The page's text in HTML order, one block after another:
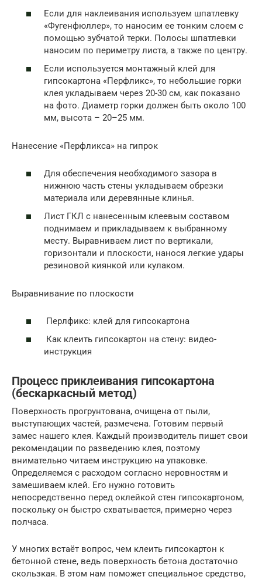
Если для наклеивания используем шпатлевку
«Фугенфюллер», то наносим ее тонким слоем с
помощью зубчатой терки. Полосы шпатлевки
наносим по периметру листа, а также по центру.
Если используется монтажный клей для
гипсокартона «Перфликс», то небольшие горки
клея укладываем через 20-30 см, как показано
на фото. Диаметр горки должен быть около 100
мм, высота – 20–25 мм.
Нанесение «Перфликса» на гипрок
Для обеспечения необходимого зазора в
нижнюю часть стены укладываем обрезки
материала или деревянные клинья.
Лист ГКЛ с нанесенным клеевым составом
поднимаем и прикладываем к выбранному
месту. Выравниваем лист по вертикали,
горизонтали и плоскости, нанося легкие удары
резиновой киянкой или кулаком.
Выравнивание по плоскости
Перлфикс: клей для гипсокартона
Как клеить гипсокартон на стену: видео-
инструкция
Процесс приклеивания гипсокартона
(бескаркасный метод)
Поверхность прогрунтована, очищена от пыли,
выступающих частей, размечена. Готовим первый
замес нашего клея. Каждый производитель пишет свои
рекомендации по разведению клея, поэтому
внимательно читаем инструкцию на упаковке.
Определяемся с расходом согласно неровностям и
замешиваем клей. Его нужно готовить
непосредственно перед оклейкой стен гипсокартоном,
поскольку он быстро схватывается, примерно через
полчаса.
У многих встаёт вопрос, чем клеить гипсокартон к
бетонной стене, ведь поверхность бетона достаточно
скользкая. В этом нам поможет специальное средство,